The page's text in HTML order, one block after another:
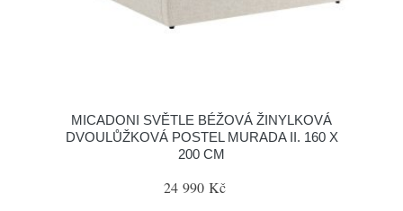
MICADONI SVĚTLE BÉŽOVÁ ŽINYLKOVÁ
DVOULŮŽKOVÁ POSTEL MURADA II. 160 X
200 CM
24 990 Kč